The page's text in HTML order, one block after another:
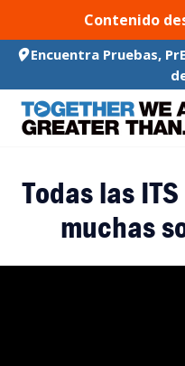
TO CONTENTContenido
Encuentra Pruebas,
Todas las
muchas